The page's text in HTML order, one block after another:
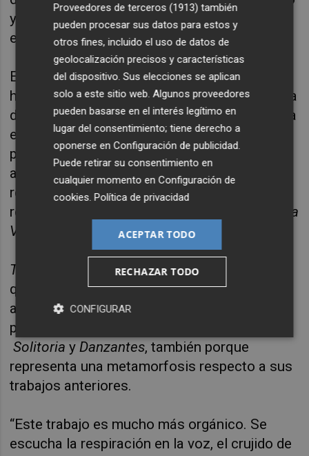
y de originalidad en todo este entramado”,
expresa Ela Vin.
El corazón del disco es una y todas las
historias de amor y desamor. Es la melancolía
desgarradora de una pasión no correspondida
en
Danzantes; la alusión a un sitio que
permanece en la memoria enSan Ángel
acordeón cobijando los intentos de
reconciliación enLas Horaso el dulce
recuerdo del inicio del enamoramiento en
Dèja
Vu
Tlazohcamati
cierra un ciclo y marca un hito
que lo distingue de las producciones
anteriores de la artista, no solo por ser su
primer LP, después de dos exitosos EPs:
Solitoria y Danzantes, también porque
representa una metamorfosis respecto a sus
trabajos anteriores.
“Este trabajo es mucho más orgánico. Se
escucha la respiración en la voz, el crujido de
Proveedores de terceros (1913) también
pueden procesar sus datos para estos y
otros fines, incluido el uso de datos de
geolocalización precisos y características
del dispositivo. Sus elecciones se aplican
solo a este sitio web. Algunos proveedores
pueden basarse en el interés legítimo en
lugar del consentimiento; tiene derecho a
oponerse enConfiguración de publicidad
Puede retirar su consentimiento en
cualquier momento enConfiguración de
cookies .Política de privacidad
ACEPTAR TODO
RECHAZAR TODO
CONFIGURAR